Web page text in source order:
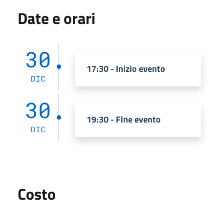
Date e orari
30
DIC
17:30 - Inizio evento
30
DIC
19:30 - Fine evento
Costo